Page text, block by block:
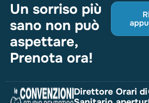
Un sorriso più
sano non può
aspettare,
Prenota ora!
Direttore Orari di